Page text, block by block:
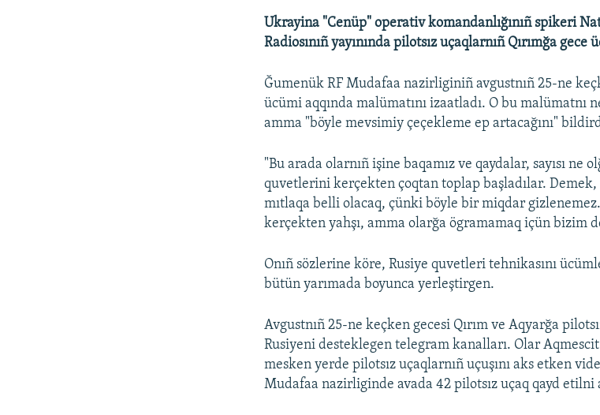
Ukrayina "Cenüp" operativ komandanlığınıñ spikeri
Radiosınıñ yayınında pilotsız uçaqlarnıñ Qırımğa gece
Ğumenük RF Mudafaa nazirliginiñ avgustnıñ 25-ne
ücümi aqqında malümatını izaatladı. O bu malümatnı
amma "böyle mevsimiy çeçekleme ep artacağını"
"Bu arada olarnıñ işine baqamız ve qaydalar, sayısı ne
quvetlerini kerçekten çoqtan toplap başladılar.
mıtlaqa belli olacaq, çünki böyle bir miqdar
kerçekten yahşı, amma olarğa ögramamaq içün bizim
Onıñ sözlerine köre, Rusiye quvetleri tehnikasını
bütün yarımada boyunca yerleştirgen.
Avgustnıñ 25-ne keçken gecesi Qırım ve Aqyarğa
Rusiyeni desteklegen telegram kanalları. Olar
mesken yerde pilotsız uçaqlarnıñ uçuşını aks etken
Mudafaa nazirliginde avada 42 pilotsız uçaq qayd